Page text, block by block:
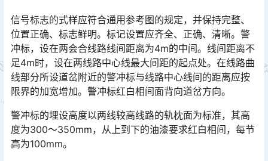
信号标志的式样应符合通用参考图的规定，并保持完整、
位置正确、标志鲜明。标记设置应齐全、正确、清晰。警
冲标，设在两会合线路线间距离为4m的中间。线间距离不
足4m时，设在两线路中心线最大间距的起点处。在线路曲
线部分所设道岔附近的警冲标与线路中心线间的距离应按
限界的加宽增加。警冲标红白相间面背向道岔方向。󠅅󠅃󠄵󠅂󠄪󠇖󠆨󠆨󠇕󠆞󠆒󠅬󠇘󠆭󠆘󠇙󠆝󠅵󠇗󠆭󠆁󠄐󠇗󠅹󠅸󠇖󠆍󠅳󠇖󠅹󠅰󠇖󠆌󠅹
警冲标的埋设高度以两线较高线路的轨枕面为标准，其高
度为300～350mm，从上到下的油漆要求红白相间，每节
高为100mm。